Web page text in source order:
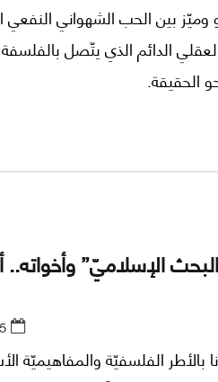
وميّز بين الحب الشهواني
الدائم الذي يتّصل
الحقيقة.
الإسلاميّ” وأخواته..
بالأطر الفلسفيّة والمفاهيميّة